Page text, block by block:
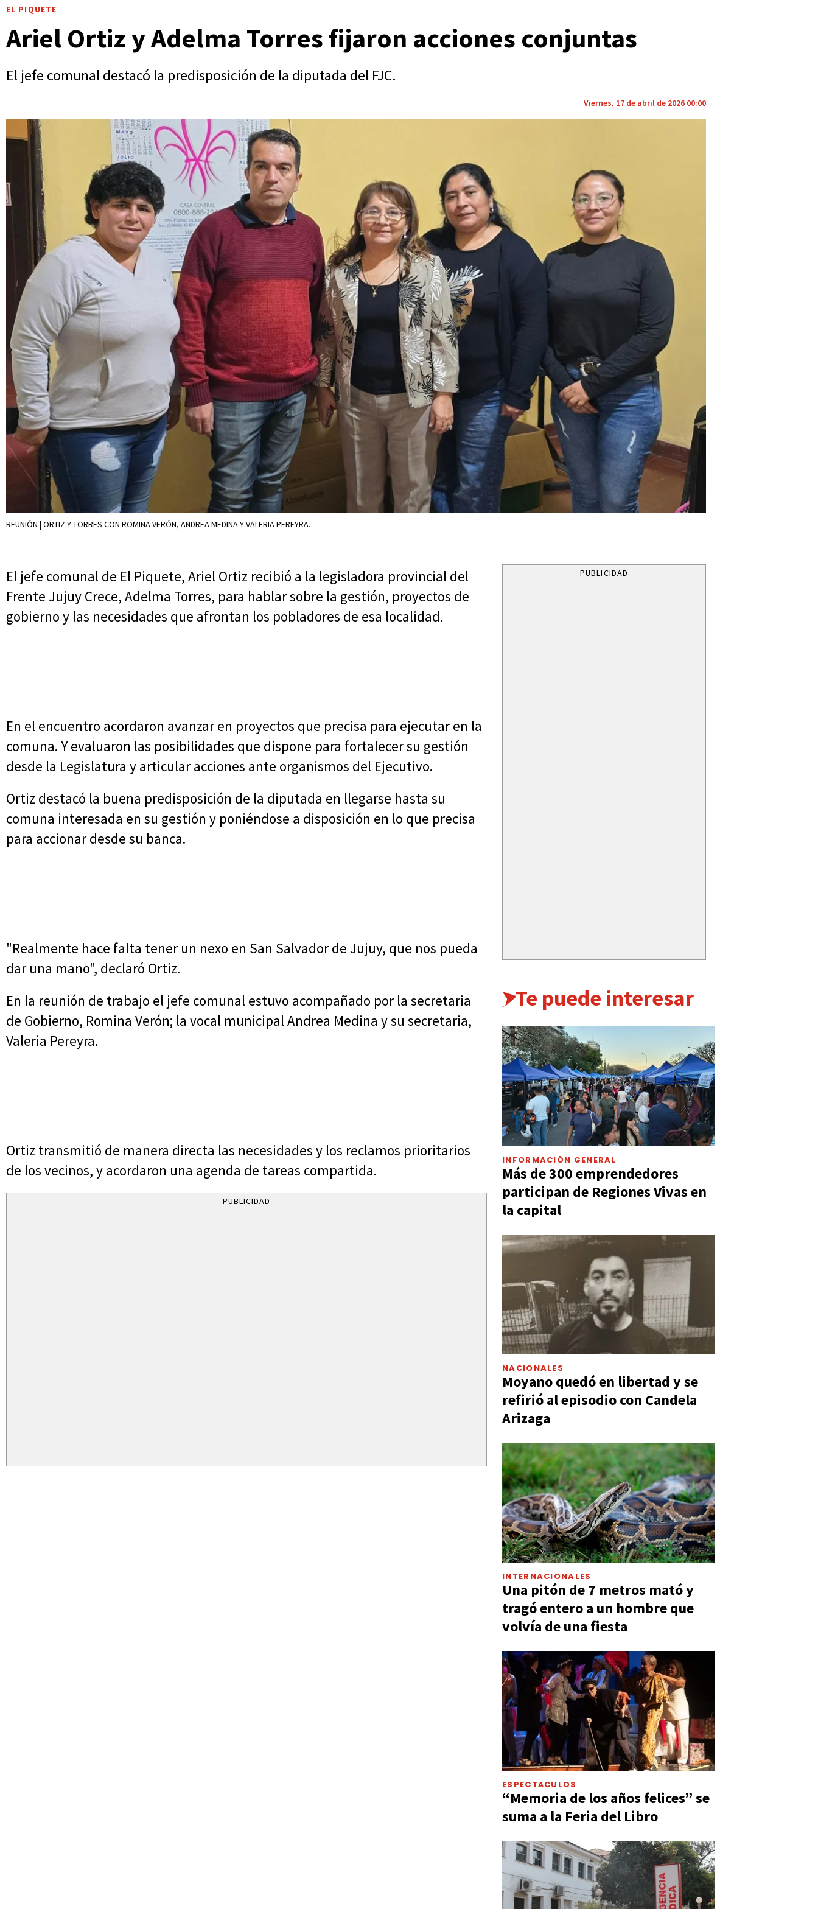
EL PIQUETE
Ariel Ortiz y Adelma Torres fijaron acciones conjuntas
El jefe comunal destacó la predisposición de la diputada del FJC.
Viernes, 17 de abril de 2026 00:00
REUNIÓN | ORTIZ Y TORRES CON ROMINA VERÓN, ANDREA MEDINA Y VALERIA PEREYRA.
El jefe comunal de El Piquete, Ariel Ortiz recibió a la legisladora provincial del
Frente Jujuy Crece, Adelma Torres, para hablar sobre la gestión, proyectos de
gobierno y las necesidades que afrontan los pobladores de esa localidad.
En el encuentro acordaron avanzar en proyectos que precisa para ejecutar en la
comuna. Y evaluaron las posibilidades que dispone para fortalecer su gestión
desde la Legislatura y articular acciones ante organismos del Ejecutivo.
Ortiz destacó la buena predisposición de la diputada en llegarse hasta su
comuna interesada en su gestión y poniéndose a disposición en lo que precisa
para accionar desde su banca.
"Realmente hace falta tener un nexo en San Salvador de Jujuy, que nos pueda
dar una mano", declaró Ortiz.
En la reunión de trabajo el jefe comunal estuvo acompañado por la secretaria
de Gobierno, Romina Verón; la vocal municipal Andrea Medina y su secretaria,
Valeria Pereyra.
Ortiz transmitió de manera directa las necesidades y los reclamos prioritarios
de los vecinos, y acordaron una agenda de tareas compartida.
PUBLICIDAD
PUBLICIDAD
Te puede interesar
INFORMACIÓN GENERAL
Más de 300 emprendedores
participan de Regiones Vivas en
la capital
NACIONALES
Moyano quedó en libertad y se
refirió al episodio con Candela
Arizaga
INTERNACIONALES
Una pitón de 7 metros mató y
tragó entero a un hombre que
volvía de una fiesta
ESPECTÁCULOS
“Memoria de los años felices” se
suma a la Feria del Libro